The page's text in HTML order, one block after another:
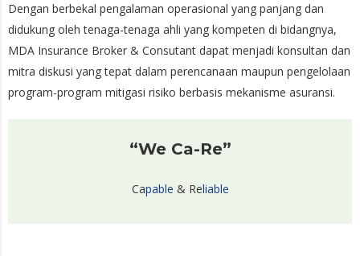
Dengan berbekal pengalaman operasional yang panjang dan
didukung oleh tenaga-tenaga ahli yang kompeten di bidangnya,
MDA Insurance Broker & Consutant dapat menjadi konsultan dan
mitra diskusi yang tepat dalam perencanaan maupun pengelolaan
program-program mitigasi risiko berbasis mekanisme asuransi.
“We Ca-Re”
Capable & Reliable